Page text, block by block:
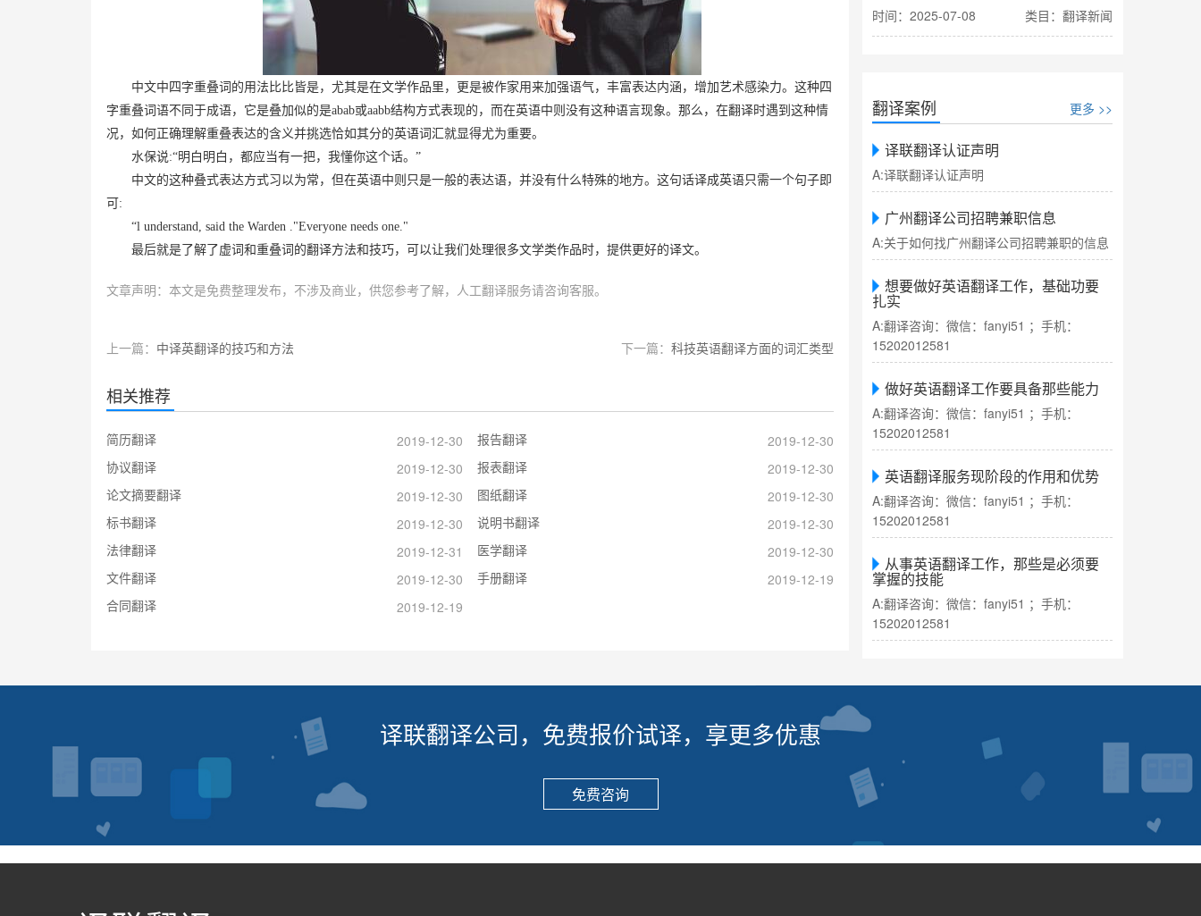
中文中四字重叠词的用法比比皆是，尤其是在文学作品里，更是被作家用来加强语气，丰富表达内涵，增加艺术感染力。这种四
字重叠词语不同于成语，它是叠加似的是abab或aabb结构方式表现的，而在英语中则没有这种语言现象。那么，在翻译时遇到这种情
况，如何正确理解重叠表达的含义并挑选恰如其分的英语词汇就显得尤为重要。
水保说:“明白明白，都应当有一把，我懂你这个话。”
中文的这种叠式表达方式习以为常，但在英语中则只是一般的表达语，并没有什么特殊的地方。这句话译成英语只需一个句子即
可 :
“l understand, said the Warden ."Everyone needs one."
最后就是了解了虚词和重叠词的翻译方法和技巧，可以让我们处理很多文学类作品时，提供更好的译文。
文章声明：本文是免费整理发布，不涉及商业，供您参考了解，人工翻译服务请咨询客服。
上一篇： 中译英翻译的技巧和方法 下一篇： 科技英语翻译方面的词汇类型
相关推荐
简历翻译 2019-12-30 报告翻译
2019-12-30
协议翻译
2019-12-30 报表翻译
2019-12-30
论文摘要翻译
2019-12-30 图纸翻译
2019-12-30
标书翻译
2019-12-30 说明书翻译
2019-12-30
法律翻译
2019-12-31 医学翻译
2019-12-30
文件翻译
2019-12-30 手册翻译
2019-12-19
合同翻译
2019-12-19
时间：2025-07-08 类目：翻译新闻
翻译案例 更多 >>
译联翻译认证声明
A:译联翻译认证声明
广州翻译公司招聘兼职信息
A:关于如何找广州翻译公司招聘兼职的信息
想要做好英语翻译工作，基础功要
扎实
A:翻译咨询：微信：fanyi51 ；手机：
15202012581
做好英语翻译工作要具备那些能力
A:翻译咨询：微信：fanyi51 ；手机：
15202012581
英语翻译服务现阶段的作用和优势
A:翻译咨询：微信：fanyi51 ；手机：
15202012581
从事英语翻译工作，那些是必须要
掌握的技能
A:翻译咨询：微信：fanyi51 ；手机：
15202012581
译联翻译公司，免费报价试译，享更多优惠
免费咨询